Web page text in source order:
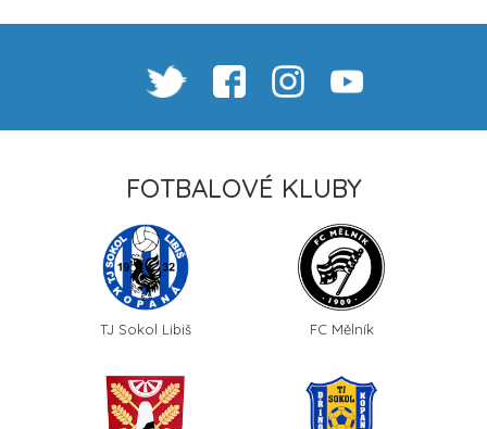
FOTBALOVÉ KLUBY
TJ Sokol Libiš FC Mělník